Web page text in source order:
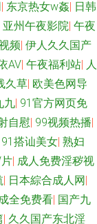
| 东京热女w姦| 日韩
亚州午夜影院| 午夜
频| 伊人久久国产
AV| 午夜福利站| 人
久草| 欧美色网导
九| 91官方网页免
自慰| 99视频热播|
91搭讪美女| 熟妇
| 成人免费淫秽视
| 日本綜合成人网|
全免费看| 国产九
| 久久国产东北淫